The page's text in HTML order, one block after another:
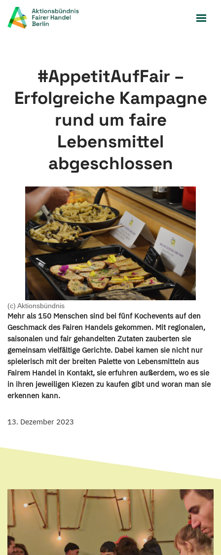
Zum
#AppetitAufFair –
Erfolgreiche Kampagne
rund um faire
Lebensmittel
abgeschlossen
(c) Aktionsbündnis
Mehr als 150 Menschen sind bei fünf Kochevents auf den
Geschmack des Fairen Handels gekommen. Mit regionalen,
saisonalen und fair gehandelten Zutaten zauberten sie
gemeinsam vielfältige Gerichte. Dabei kamen sie nicht nur
spielerisch mit der breiten Palette von Lebensmitteln aus
Fairem Handel in Kontakt, sie erfuhren außerdem, wo es sie
in ihren jeweiligen Kiezen zu kaufen gibt und woran man sie
erkennen kann.
13. Dezember 2023